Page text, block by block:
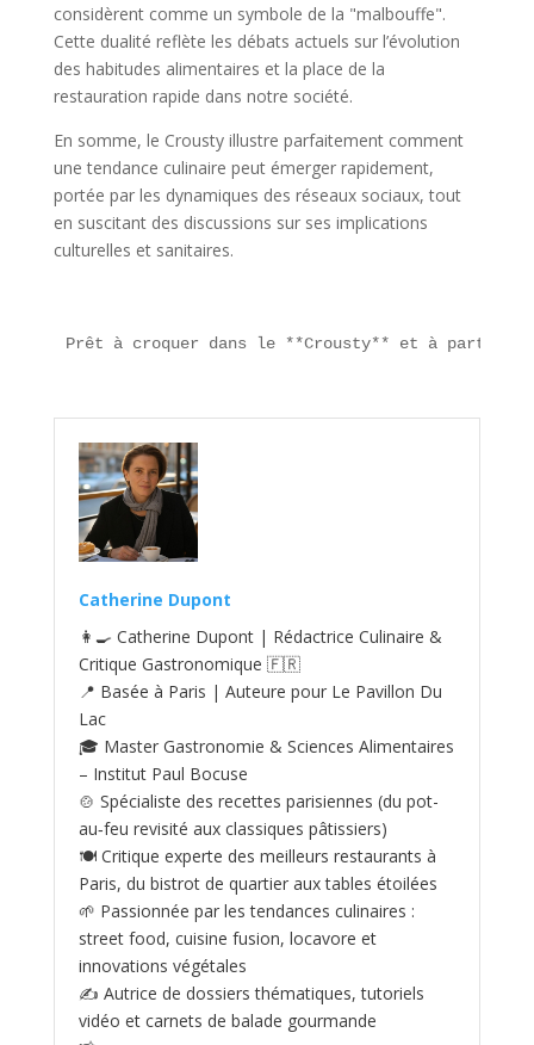
considèrent comme un symbole de la "malbouffe".
Cette dualité reflète les débats actuels sur l’évolution
des habitudes alimentaires et la place de la
restauration rapide dans notre société.
En somme, le Crousty illustre parfaitement comment
une tendance culinaire peut émerger rapidement,
portée par les dynamiques des réseaux sociaux, tout
en suscitant des discussions sur ses implications
culturelles et sanitaires.
Prêt à croquer dans le **Crousty** et à partager
Catherine Dupont
👩‍🍳 Catherine Dupont | Rédactrice Culinaire &
Critique Gastronomique 🇫🇷
📍 Basée à Paris | Auteure pour Le Pavillon Du
Lac
🎓 Master Gastronomie & Sciences Alimentaires
– Institut Paul Bocuse
🍲 Spécialiste des recettes parisiennes (du pot-
au‑feu revisité aux classiques pâtissiers)
🍽️ Critique experte des meilleurs restaurants à
Paris, du bistrot de quartier aux tables étoilées
🌱 Passionnée par les tendances culinaires :
street food, cuisine fusion, locavore et
innovations végétales
✍️ Autrice de dossiers thématiques, tutoriels
vidéo et carnets de balade gourmande